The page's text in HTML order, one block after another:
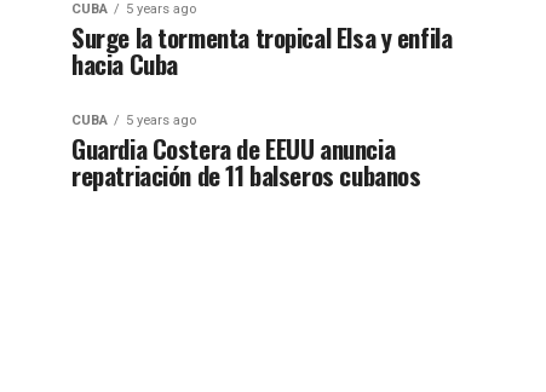
CUBA 5 years ago
Surge la tormenta tropical Elsa y enfila
hacia Cuba
CUBA 5 years ago
Guardia Costera de EEUU anuncia
repatriación de 11 balseros cubanos